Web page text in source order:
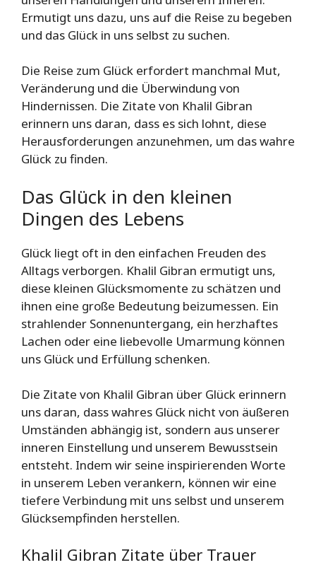
Ermutigt uns dazu, uns auf die Reise zu begeben
und das Glück in uns selbst zu suchen.
Die Reise zum Glück erfordert manchmal Mut,
Veränderung und die Überwindung von
Hindernissen. Die Zitate von Khalil Gibran
erinnern uns daran, dass es sich lohnt, diese
Herausforderungen anzunehmen, um das wahre
Glück zu finden.
Das Glück in den kleinen
Dingen des Lebens
Glück liegt oft in den einfachen Freuden des
Alltags verborgen. Khalil Gibran ermutigt uns,
diese kleinen Glücksmomente zu schätzen und
ihnen eine große Bedeutung beizumessen. Ein
strahlender Sonnenuntergang, ein herzhaftes
Lachen oder eine liebevolle Umarmung können
uns Glück und Erfüllung schenken.
Die Zitate von Khalil Gibran über Glück erinnern
uns daran, dass wahres Glück nicht von äußeren
Umständen abhängig ist, sondern aus unserer
inneren Einstellung und unserem Bewusstsein
entsteht. Indem wir seine inspirierenden Worte
in unserem Leben verankern, können wir eine
tiefere Verbindung mit uns selbst und unserem
Glücksempfinden herstellen.
Khalil Gibran Zitate über Trauer